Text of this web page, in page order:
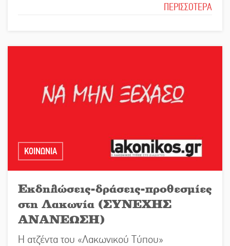
ΠΕΡΙΣΣΟΤΕΡΑ
ΚΟΙΝΩΝΙΑ
Εκδηλώσεις-δράσεις-προθεσμίες
στη Λακωνία (ΣΥΝΕΧΗΣ
ΑΝΑΝΕΩΣΗ)
Η ατζέντα του «Λακωνικού Τύπου»